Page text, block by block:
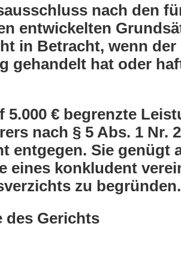
nach den
entwickelten
in Betracht, wenn
gehandelt hat oder
5.000 € begrenzte
nach § 5 Abs. 1 Nr.
entgegen. Sie genügt
eines konkludent
zu begründen.
des Gerichts